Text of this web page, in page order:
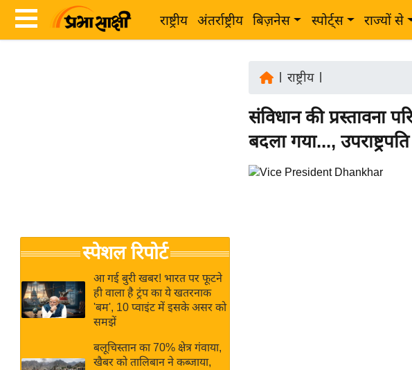
राष्ट्रीय अंतर्राष्ट्रीय बिज़नेस स्पोर्ट्स राज्यों से
Breaking
News in
Hindi
Hindi
जगत
राय
बजट
क्रिकेट
स्पेशल रिपोर्ट
आ गई बुरी खबर! भारत पर फूटने
ही वाला है ट्रंप का ये खतरनाक
'बम', 10 प्वाइंट में इसके असर को
समझें
बलूचिस्तान का 70% क्षेत्र गंवाया,
खैबर को तालिबान ने कब्जाया,
राष्ट्रीय|
संविधान की प्रस्तावना
बदला गया...,